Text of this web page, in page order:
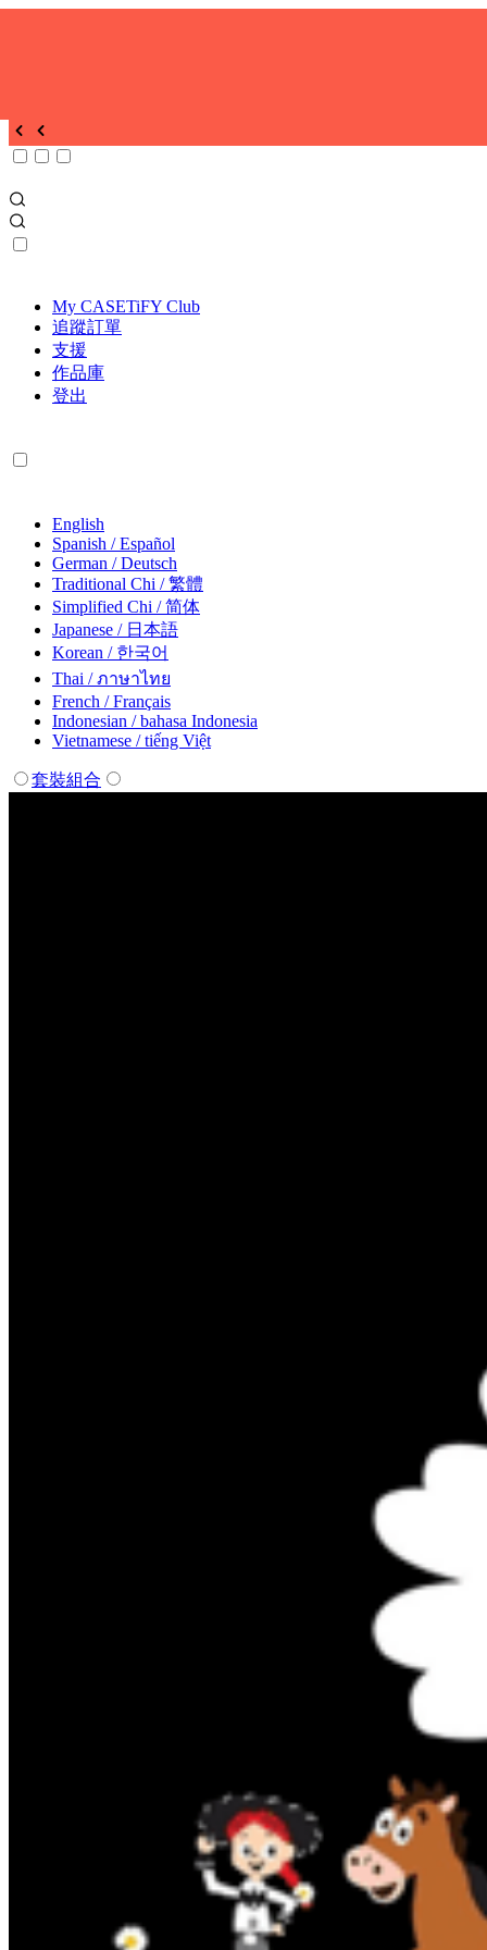
My CASETiFY Club
追蹤訂單
支援
作品庫
登出
English
Spanish / Español
German / Deutsch
Traditional Chi / 繁體
Simplified Chi / 简体
Japanese / 日本語
Korean / 한국어
Thai / ภาษาไทย
French / Français
Indonesian / bahasa Indonesia
Vietnamese / tiếng Việt
套裝組合